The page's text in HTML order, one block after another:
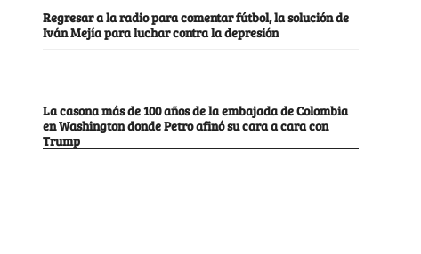
Regresar a la radio para comentar fútbol, la solución de
Iván Mejía para luchar contra la depresión
La casona más de 100 años de la embajada de Colombia
en Washington donde Petro afinó su cara a cara con
Trump